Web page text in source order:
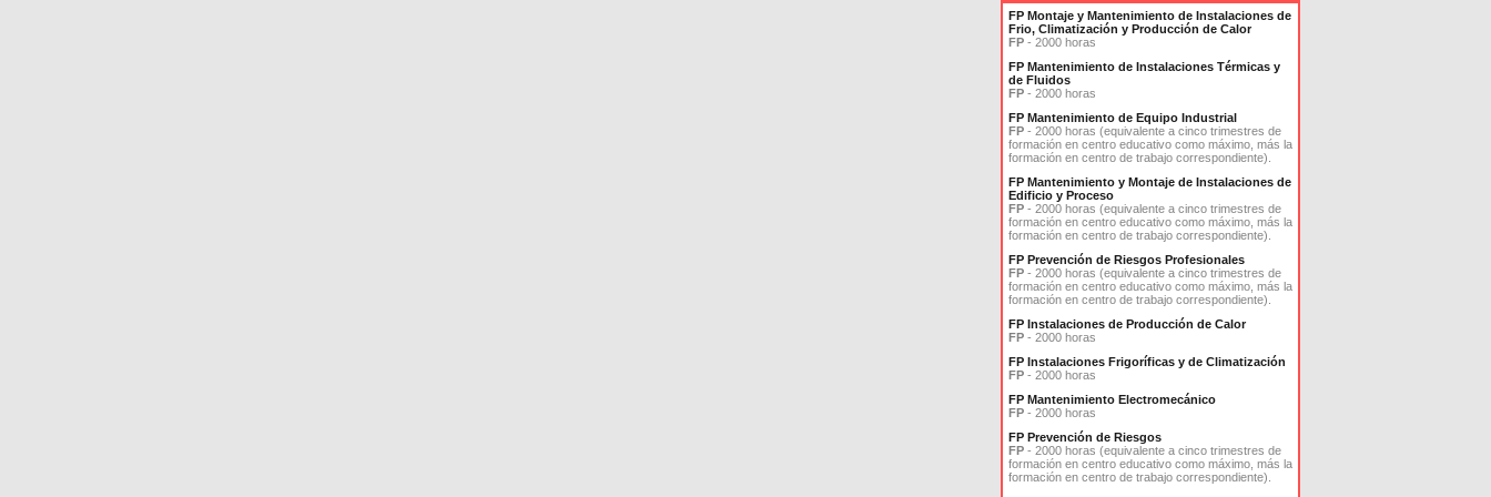
FP Montaje y Mantenimiento de Instalaciones de
Frio, Climatización y Producción de Calor
FP - 2000 horas
FP Mantenimiento de Instalaciones Térmicas y
de Fluidos
FP - 2000 horas
FP Mantenimiento de Equipo Industrial
FP - 2000 horas (equivalente a cinco trimestres de
formación en centro educativo como máximo, más la
formación en centro de trabajo correspondiente).
FP Mantenimiento y Montaje de Instalaciones de
Edificio y Proceso
FP - 2000 horas (equivalente a cinco trimestres de
formación en centro educativo como máximo, más la
formación en centro de trabajo correspondiente).
FP Prevención de Riesgos Profesionales
FP - 2000 horas (equivalente a cinco trimestres de
formación en centro educativo como máximo, más la
formación en centro de trabajo correspondiente).
FP Instalaciones de Producción de Calor
FP - 2000 horas
FP Instalaciones Frigoríficas y de Climatización
FP - 2000 horas
FP Mantenimiento Electromecánico
FP - 2000 horas
FP Prevención de Riesgos
FP - 2000 horas (equivalente a cinco trimestres de
formación en centro educativo como máximo, más la
formación en centro de trabajo correspondiente).